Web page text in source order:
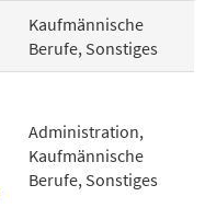
Kaufmännische
Berufe, Sonstiges
Administration,
Kaufmännische
Berufe, Sonstiges